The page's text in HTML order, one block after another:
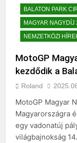
BALATON PARK
MAGYAR NAGYDÍJ
NEMZETKÖZI
MotoGP
kezdődik a
Roland
MotoGP Magyar
Magyarországra
egy vadonatúj
világbajnokság